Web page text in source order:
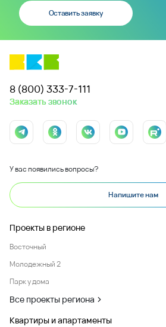
Даю согласие на обработку
подтверждаю, что ознакомлен c
персональных данных ООО "ВКБ-
консультацию
эксперта по
недвижимости
Для вас сделают подбор квартиры по
индивидуальным параметрам
Заказать звонок